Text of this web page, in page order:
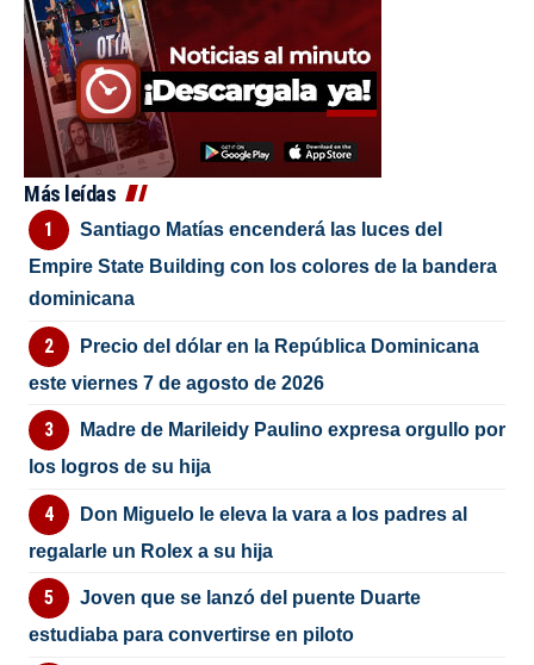
Más leídas
Santiago Matías encenderá las luces del
Empire State Building con los colores de la bandera
dominicana
Precio del dólar en la República Dominicana
este viernes 7 de agosto de 2026
Madre de Marileidy Paulino expresa orgullo por
los logros de su hija
Don Miguelo le eleva la vara a los padres al
regalarle un Rolex a su hija
Joven que se lanzó del puente Duarte
estudiaba para convertirse en piloto